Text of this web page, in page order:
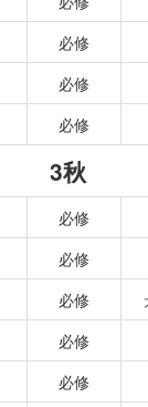
必修
必修
必修
3秋
必修
必修
必修
必修
必修